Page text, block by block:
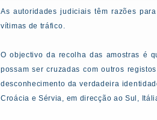
As autoridades judiciais têm razões
vítimas de tráfico.
O objectivo da recolha das amostras é
possam ser cruzadas com outros
desconhecimento da verdadeira
Croácia e Sérvia, em direcção ao Sul,